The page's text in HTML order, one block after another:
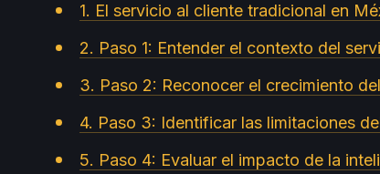
1. El servicio al cliente tradicional en
2. Paso 1: Entender el contexto del
3. Paso 2: Reconocer el crecimiento
4. Paso 3: Identificar las limitaciones
5. Paso 4: Evaluar el impacto de la